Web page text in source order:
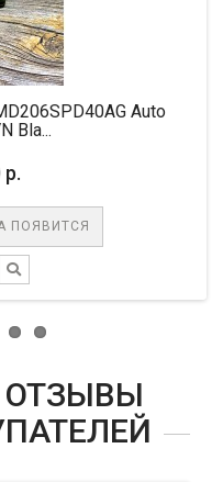
Auto
Bla...
р.
ПОЯВИТСЯ
ОТЗЫВЫ